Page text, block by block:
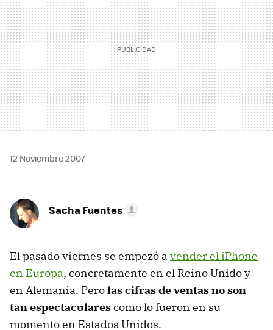
12 Noviembre 2007
Sacha Fuentes
El pasado viernes se empezó a vender el iPhone
en Europa, concretamente en el Reino Unido y
en Alemania. Perolas cifras de ventas no son
tan espectacularescomo lo fueron en su
momento en Estados Unidos.